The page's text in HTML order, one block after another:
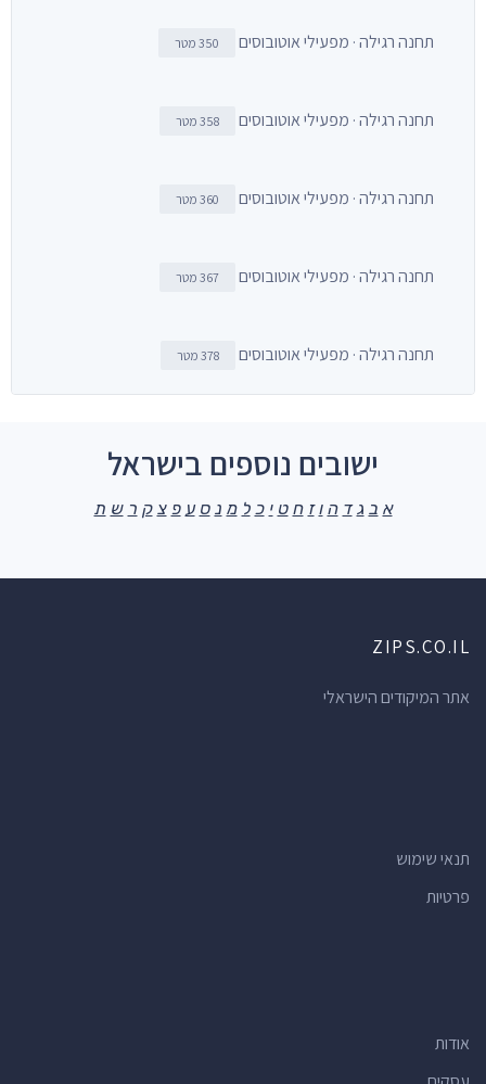
תחנה רגילה · מפעילי אוטובוסים 350 מטר
תחנה רגילה · מפעילי אוטובוסים 358 מטר
תחנה רגילה · מפעילי אוטובוסים 360 מטר
תחנה רגילה · מפעילי אוטובוסים 367 מטר
תחנה רגילה · מפעילי אוטובוסים 378 מטר
ישובים נוספים בישראל
א ב ג ד ה ו ז ח ט י כ ל מ נ ס ע פ צ ק ר ש ת
ZIPS.CO.IL
אתר המיקודים הישראלי
תנאי שימוש
פרטיות
אודות